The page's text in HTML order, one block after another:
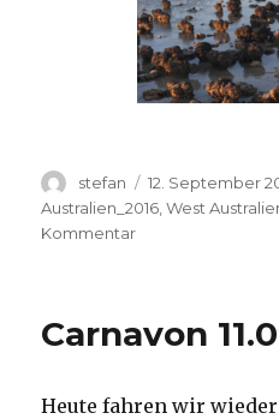
Autor
stefan
Veröffentlicht
am
12. September
Australien_2016 ,West
Kommentarzu
Carnavon
Heute fahren wir